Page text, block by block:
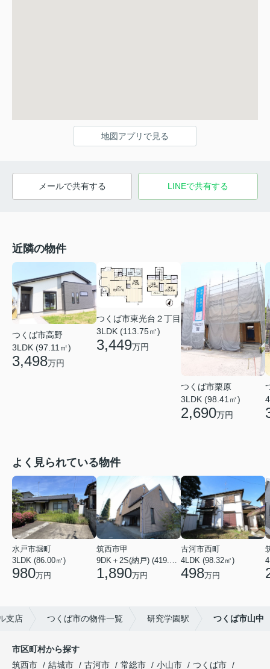
地図アプリで見る
メールで共有する LINEで共有する
近隣の物件
つくば市高野
3LDK (97.11㎡)
3,498万円
つくば市東光台２丁目
3LDK (113.75㎡)
3,449万円
つくば市栗原
3LDK (98.41㎡)
2,690万円
よく見られている物件
水戸市堀町
3LDK (86.00㎡)
980万円
筑西市甲
1,890万円
古河市西町
4LDK (98.32㎡)
498万円
支店 つくば市の物件一覧 研究学園駅 つくば市山中
市区町村から探す
筑西市
結城市 古河市 常総市 小山市
つくば市